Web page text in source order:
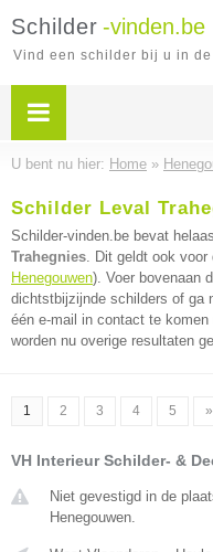
Schilder -vinden.be
Vind een schilder bij u in
U bent nu hier: Home »
Schilder Leval
Schilder-vinden.be bevat
Trahegnies. Dit geldt ook voor
Henegouwen). Voer bovenaan
dichtstbijzijnde schilders of ga
één e-mail in contact te
worden nu overige resultaten
1 2 3 4 5 »
VH Interieur Schilder- &
Niet gevestigd in de
Henegouwen.